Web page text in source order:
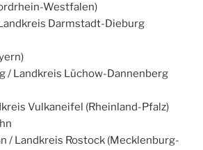
Westfalen)
Darmstadt-Dieburg
/ Landkreis Lüchow-Dannenberg
Vulkaneifel (Rheinland-Pfalz)
/ Landkreis Rostock (Mecklenburg-